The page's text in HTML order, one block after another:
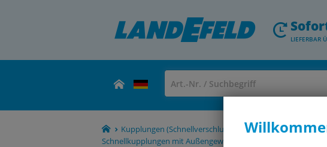
LIEFERBAR
Kupplungen (Schnellverschlusskupplungen,
Schnellkupplungen mit Außengewinde, 40 mm